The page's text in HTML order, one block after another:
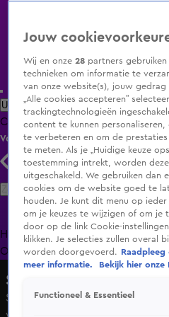
Uitzending Gemist Populaire
ClipsFilmsRadioSmart TV inlog
Volg KIJK
Zoeken
HomeUitzending Gemist
OranjezomerLivestreamsShop
Sky Radio
Son Mieux zingt hits van Adele
Jouw
Wij en onze28 partners
technieken om informatie te
van onze website(s), jouw
„Alle cookies accepteren”
trackingtechnologieën
content te kunnen
te verbeteren en om de
te meten. Als je „Huidige keuze
toestemming intrekt, worden
uitgeschakeld. We gebruiken dan
cookies om de website goed te
houden. Je kunt dit menu op
om je keuzes te wijzigen of om je
door op de link Cookie-
klikken. Je selecties zullen overal
worden doorgevoerd.
meer informatie.
Bekijk hier onze
Functioneel & Essentieel